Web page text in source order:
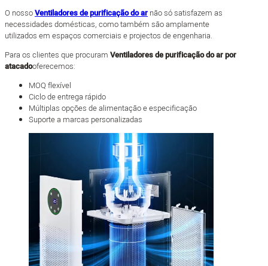
O nossoVentiladores de purificação do ar não só satisfazem as
necessidades domésticas, como também são amplamente
utilizados em espaços comerciais e projectos de engenharia.
Para os clientes que procuram Ventiladores de purificação do ar por
atacadooferecemos:
MOQ flexível
Ciclo de entrega rápido
Múltiplas opções de alimentação e especificação
Suporte a marcas personalizadas